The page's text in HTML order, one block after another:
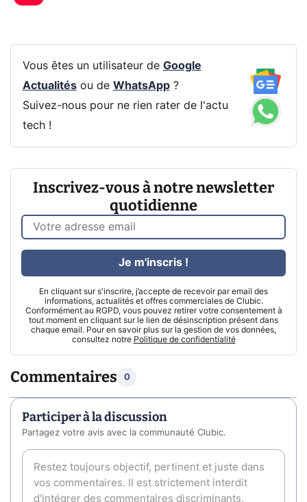
Vous êtes un utilisateur de Google
Actualitésou de WhatsApp?
Suivez-nous pour ne rien rater de l'actu
tech !
Inscrivez-vous à notre newsletter
quotidienne
En cliquant sur s'inscrire, j’accepte de recevoir par email des
informations, actualités et offres commerciales de Clubic.
Conformément au RGPD, vous pouvez retirer votre consentement à
tout moment en cliquant sur le lien de désinscription présent dans
chaque email. Pour en savoir plus sur la gestion de vos données,
consultez notre Politique de confidentialité
Je m'inscris !
Commentaires 0
Participer à la discussion
Partagez votre avis avec la communauté Clubic.